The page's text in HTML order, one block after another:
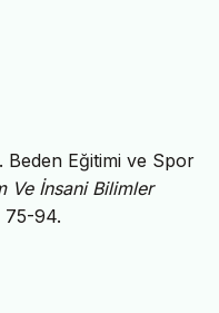
Beden Eğitimi ve Spor
Ve İnsani Bilimler
75-94.